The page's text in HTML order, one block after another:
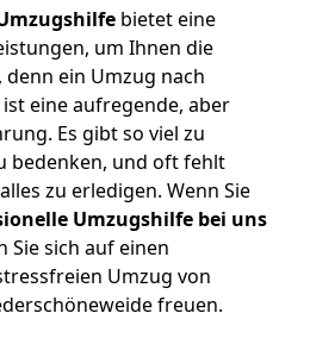
bietet eine
um Ihnen die
ein Umzug nach
eine aufregende, aber
Es gibt so viel zu
bedenken, und oft fehlt
zu erledigen. Wenn Sie
Umzugshilfe bei uns
Sie sich auf einen
Umzug von
freuen.